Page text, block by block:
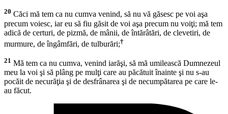
20 Căci mă tem ca nu cumva venind, să nu vă găsesc pe voi aşa
precum voiesc, iar eu să fiu găsit de voi aşa precum nu voiţi; mă tem
adică de certuri, de pizmă, de mânii, de întărâtări, de clevetiri, de
murmure, de îngâmfări, de tulburări;†
21 Mă tem ca nu cumva, venind iarăşi, să mă umilească Dumnezeul
meu la voi şi să plâng pe mulţi care au păcătuit înainte şi nu s-au
pocăit de necurăţia şi de desfrânarea şi de necumpătarea pe care le-
au făcut.